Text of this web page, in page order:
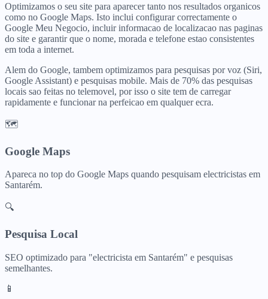
Optimizamos o seu site para aparecer tanto nos resultados organicos
como no Google Maps. Isto inclui configurar correctamente o
Google Meu Negocio, incluir informacao de localizacao nas paginas
do site e garantir que o nome, morada e telefone estao consistentes
em toda a internet.
Alem do Google, tambem optimizamos para pesquisas por voz (Siri,
Google Assistant) e pesquisas mobile. Mais de 70% das pesquisas
locais sao feitas no telemovel, por isso o site tem de carregar
rapidamente e funcionar na perfeicao em qualquer ecra.
🗺️
Google Maps
Apareca no top do Google Maps quando pesquisam electricistas em
Santarém.
🔍
Pesquisa Local
SEO optimizado para "electricista em Santarém" e pesquisas
semelhantes.
📱